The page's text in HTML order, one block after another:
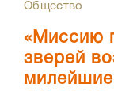
Общество
«Миссию
зверей
милейшие